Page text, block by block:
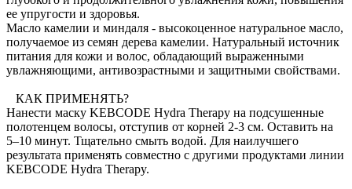
ее упругости и здоровья.
Масло камелии и миндаля - высокоценное натуральное масло,
получаемое из семян дерева камелии. Натуральный источник
питания для кожи и волос, обладающий выраженными
увлажняющими, антивозрастными и защитными свойствами.
КАК ПРИМЕНЯТЬ?
Нанести маску KEBCODE Hydra Therapy на подсушенные
полотенцем волосы, отступив от корней 2-3 см. Оставить на
5–10 минут. Тщательно смыть водой. Для наилучшего
результата применять совместно с другими продуктами линии
KEBCODE Hydra Therapy.